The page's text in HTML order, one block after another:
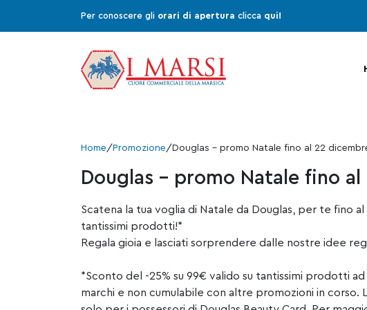
Per conoscere gli orari di apertura clicca qui!
Home/ Promozione/ Douglas – promo Natale fino al 22
Douglas – promo Natale fino
Scatena la tua voglia di Natale da Douglas, per te fino al
tantissimi prodotti!*
Regala gioia e lasciati sorprendere dalle nostre idee
*Sconto del -25% su 99€ valido su tantissimi prodotti ad
marchi e non cumulabile con altre promozioni in corso.